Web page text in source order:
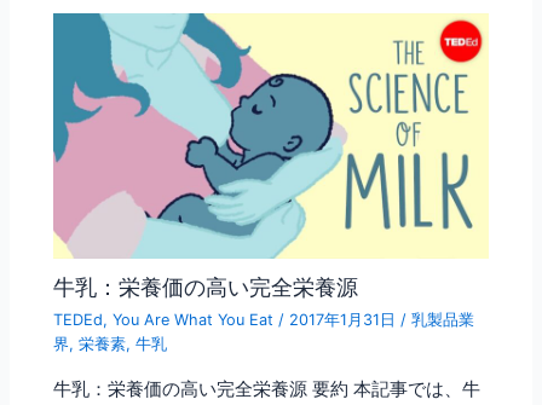
牛乳：栄養価の高い完全栄養源
TEDEd,You Are What You Eat / 2017年1月31日/乳製品業
界,栄養素,牛乳
牛乳：栄養価の高い完全栄養源 要約 本記事では、牛